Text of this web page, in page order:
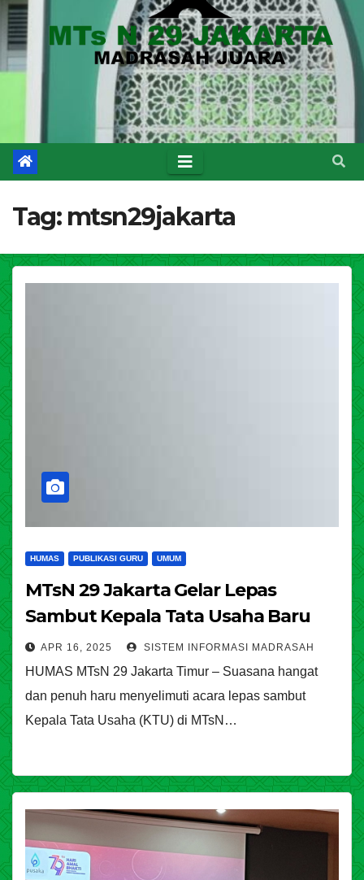
Tag: mtsn29jakarta
HUMAS PUBLIKASI GURU UMUM
MTsN 29 Jakarta Gelar Lepas
Sambut Kepala Tata Usaha Baru
APR 16, 2025 SISTEM INFORMASI MADRASAH
HUMAS MTsN 29 Jakarta Timur – Suasana hangat
dan penuh haru menyelimuti acara lepas sambut
Kepala Tata Usaha (KTU) di MTsN…